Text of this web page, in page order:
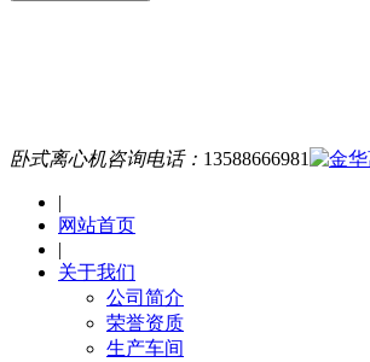
卧式离心机咨询电话： 13588666981
|
网站首页
|
关于我们
公司简介
荣誉资质
生产车间